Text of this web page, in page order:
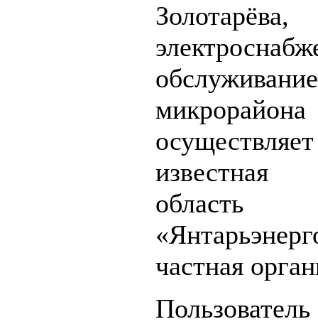
Золотарёва,
обслуживание
микрорайона
область
частная
Пользователь